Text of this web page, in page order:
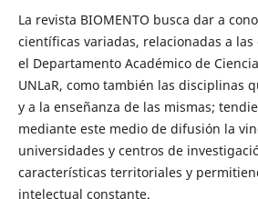
La revista BIOMENTO busca dar a
científicas variadas, relacionadas a
el Departamento Académico de
UNLaR, como también las disciplinas
y a la enseñanza de las mismas;
mediante este medio de difusión la
universidades y centros de
características territoriales y
intelectual constante.